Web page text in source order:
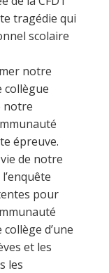
tragédie qui
scolaire
notre
notre
épreuve.
de notre
pour
d’une
et les
les